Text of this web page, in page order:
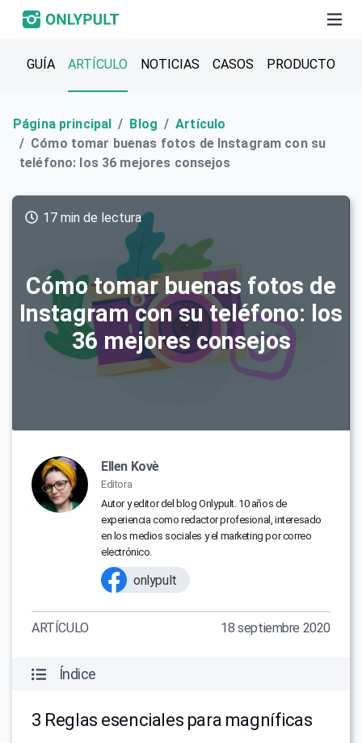
GUÍA ARTÍCULO NOTICIAS CASOS PRODUCTO
Página principal Blog
Artículo
Cómo tomar buenas fotos de Instagram con su
teléfono: los 36 mejores consejos
Cómo tomar buenas fotos de
Instagram con su teléfono: los
36 mejores consejos
17 min de lectura
Ellen Kovè
Editora
Autor y editor del blog Onlypult. 10 años de
experiencia como redactor profesional, interesado
en los medios sociales y el marketing por correo
electrónico.
onlypult
ARTÍCULO 18 septiembre 2020
Índice
3 Reglas esenciales para magníficas